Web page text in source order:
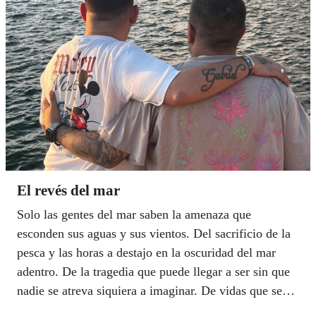
El revés del mar
Solo las gentes del mar saben la amenaza que
esconden sus aguas y sus vientos. Del sacrificio de la
pesca y las horas a destajo en la oscuridad del mar
adentro. De la tragedia que puede llegar a ser sin que
nadie se atreva siquiera a imaginar. De vidas que se